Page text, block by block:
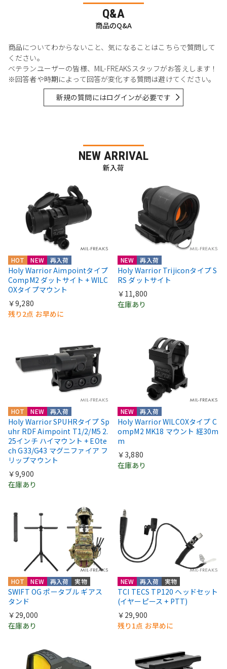
Q&A
商品のQ&A
商品についてわからないこと、気になることはこちらで質問して
ください。
ベテランユーザーの皆様、MIL-FREAKSスタッフがお答えします！
※回答者や時期によって回答が変化する質問は避けてください。
新規の質問にはログインが必要です
NEW ARRIVAL
新入荷
HOT NEW 再入荷
Holy Warrior Aimpointタイプ
CompM2 ダットサイト + WILC
OXタイプマウント
￥9,280
残り2点 お早めに
NEW 再入荷
Holy Warrior Trijiconタイプ S
RS ダットサイト
￥11,800
在庫あり
HOT NEW 再入荷
Holy Warrior SPUHRタイプ Sp
uhr RDF Aimpoint T1/2/M5 2.
25インチ ハイマウント + EOte
ch G33/G43 マグニファイア フ
リップマウント
￥9,900
在庫あり
NEW 再入荷
Holy Warrior WILCOXタイプ C
ompM2 MK18 マウント 経30m
m
￥3,880
在庫あり
HOT NEW 再入荷 実物
SWIFT OG ポータブル ギアス
タンド
￥29,000
在庫あり
NEW 再入荷 実物
TCI TECS TP120 ヘッドセット
(イヤーピース + PTT)
￥29,900
残り1点 お早めに